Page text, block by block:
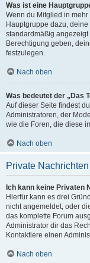
Was ist eine
Wenn du Mitglied in
Hauptgruppe dazu,
standardmäßig
Berechtigung geben,
festzulegen.
Nach oben
Was bedeutet der „Das
Auf dieser Seite findest
Administratoren, der
wie die Foren, die diese
Nach oben
Private Nachrichten
Ich kann keine Privaten
Hierfür kann es drei
nicht angemeldet, oder
das komplette Forum
Administrator dir das
Kontaktiere einen
Nach oben